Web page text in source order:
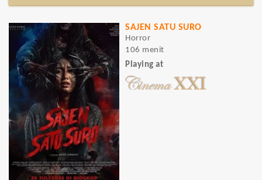
SAJEN SATU SURO
Horror
106 menit
Playing at